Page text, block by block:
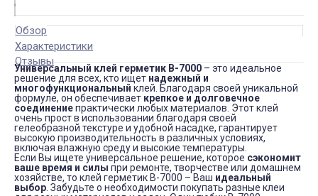
Обзор
Характеристики
Отзывы
Универсальный клей герметик B-7000 – это идеальное
решение для всех, кто ищет надежный и
многофункциональный клей. Благодаря своей уникальной
формуле, он обеспечивает крепкое и долговечное
соединениепрактически любых материалов. Этот клей
очень прост в использовании благодаря своей
гелеобразной текстуре и удобной насадке, гарантирует
высокую производительность в различных условиях,
включая влажную среду и высокие температуры.
Если Вы ищете универсальное решение, которое сэкономит
ваше время и силы при ремонте, творчестве или домашнем
хозяйстве, то клей герметик B-7000 – Ваш идеальный
выбор . Забудьте о необходимости покупать разные клеи